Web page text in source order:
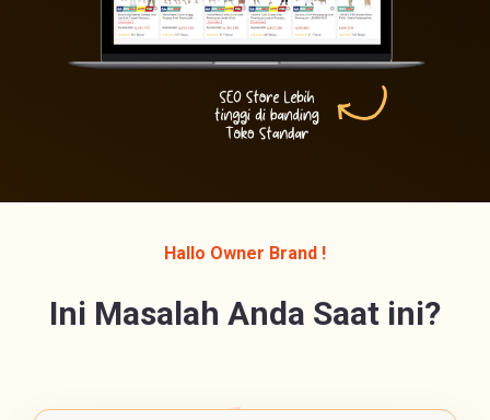
Hallo Owner Brand !
Ini Masalah Anda Saat ini?